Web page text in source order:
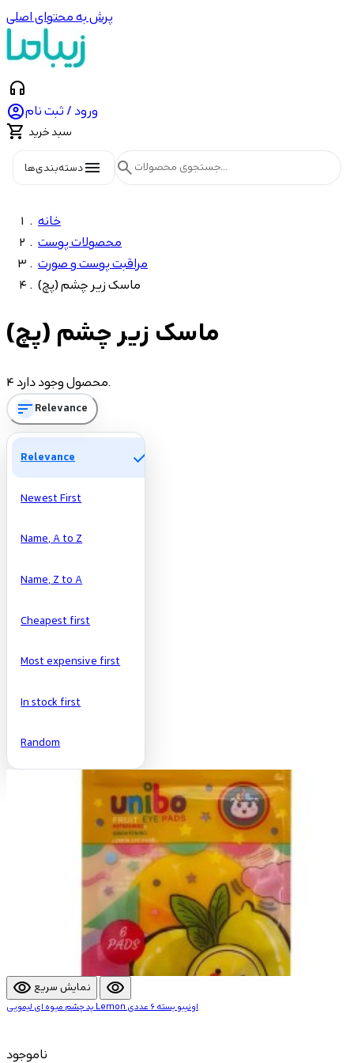
پرش به محتوای اصلی
headphones
ورود / ثبت نام
 سبد خرید
menuدسته‌بندی‌ها search
خانه
محصولات پوست
مراقبت پوست و صورت
ماسک زیر چشم (پچ)
تومان تومان
ماسک زیر چشم (پچ)
4 محصول وجود دارد.
sortRelevance
Relevance check
Newest First
Name, A to Z
Name, Z to A
Cheapest first
Most expensive first
In stock first
Random
visibility نمایش سریع visibility
پد چشم میوه ای لیمویی Lemon اونیبو بسته 6 عددی
ناموجود